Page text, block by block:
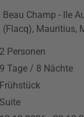
Beau Champ - Ile
(Flacq), Mauritius,
2 Personen
9 Tage / 8 Nächte
Frühstück
Suite